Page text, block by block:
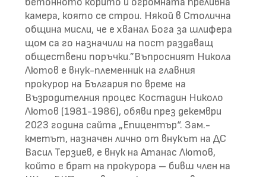
камера, която се строи. Някой в Столична
община мисли, че е хванал Бога за шлифера
щом са го назначили на пост раздаващ
обществени поръчки.”Въпросният Никола
Лютов е внук-племенник на главния
прокурор на България по време на
Възродителния процес Костадин Николо
Лютов (1981-1986), обяви през декември
2023 година сайта „Епицентър“. Зам.-
кметът, назначен лично от внукът на ДС
Васил Терзиев, е внук на Атанас Лютов,
който е брат на прокурора – бивш член на